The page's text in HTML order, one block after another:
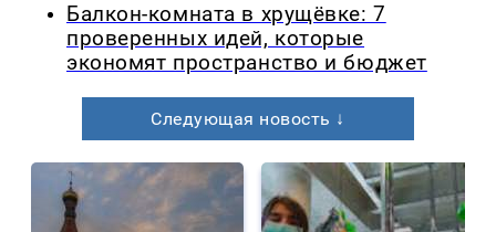
Балкон-комната в хрущёвке: 7
проверенных идей, которые
экономят пространство и бюджет
Следующая новость ↓